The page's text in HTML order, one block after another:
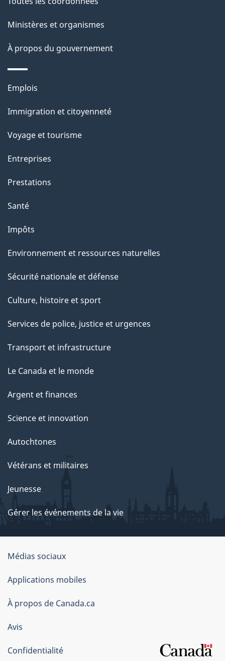
p
a
g
e
Ministères et organismes
À propos du gouvernement
Thèmes
sujets
Emplois
Immigration et citoyenneté
Voyage et tourisme
Entreprises
Prestations
Santé
Impôts
Environnement et ressources naturelles
Sécurité nationale et défense
Culture, histoire et sport
Services de police, justice et urgences
Transport et infrastructure
Le Canada et le monde
Argent et finances
Science et innovation
Autochtones
Vétérans et militaires
Jeunesse
Gérer les événements de la vie
Organisation
du
gouvernement
du
Canada
Médias sociaux
Applications mobiles
À propos de Canada.ca
Avis
Confidentialité